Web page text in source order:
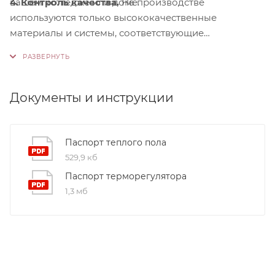
используются только высококачественные
материалы и системы, соответствующие
Документы и инструкции
Паспорт теплого пола
529,9 кб
Паспорт терморегулятора
1,3 мб